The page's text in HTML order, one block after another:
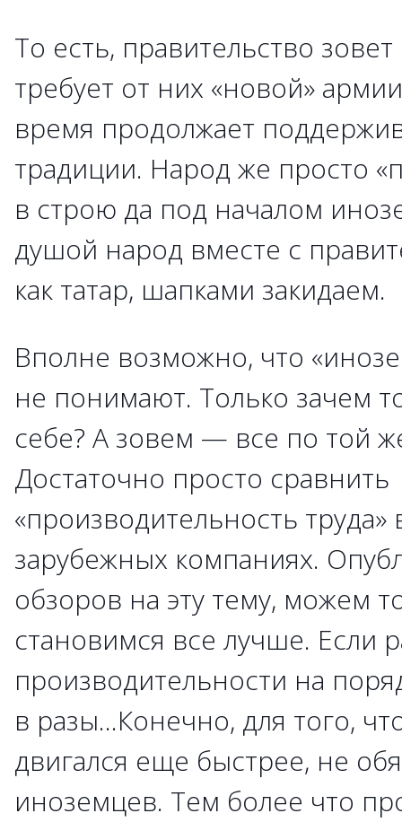
То есть, правительство
требует от них «новой»
время продолжает
традиции. Народ же просто
в строю да под началом
душой народ вместе с
как татар, шапками закидаем.
Вполне возможно, что
не понимают. Только зачем
себе? А зовем — все по той
Достаточно просто сравнить
«производительность
зарубежных компаниях.
обзоров на эту тему, можем
становимся все лучше. Если
производительности на
в разы...Конечно, для того,
двигался еще быстрее, не
иноземцев. Тем более что